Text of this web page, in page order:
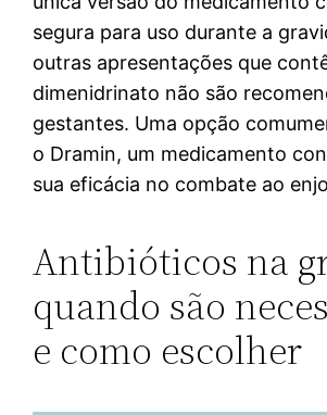
segura para uso durante a
outras apresentações que
dimenidrinato não são
gestantes. Uma opção
o Dramin, um medicamento
sua eficácia no combate ao
Antibióticos na
quando são
e como escolher